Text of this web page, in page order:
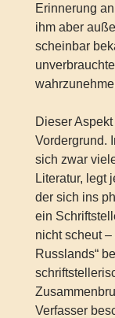
Erinnerung
ihm aber
scheinbar
Dieser
Vordergrund.
sich zwar
Literatur, legt
der sich ins
ein
nicht scheut
Russlands“
Verfasser